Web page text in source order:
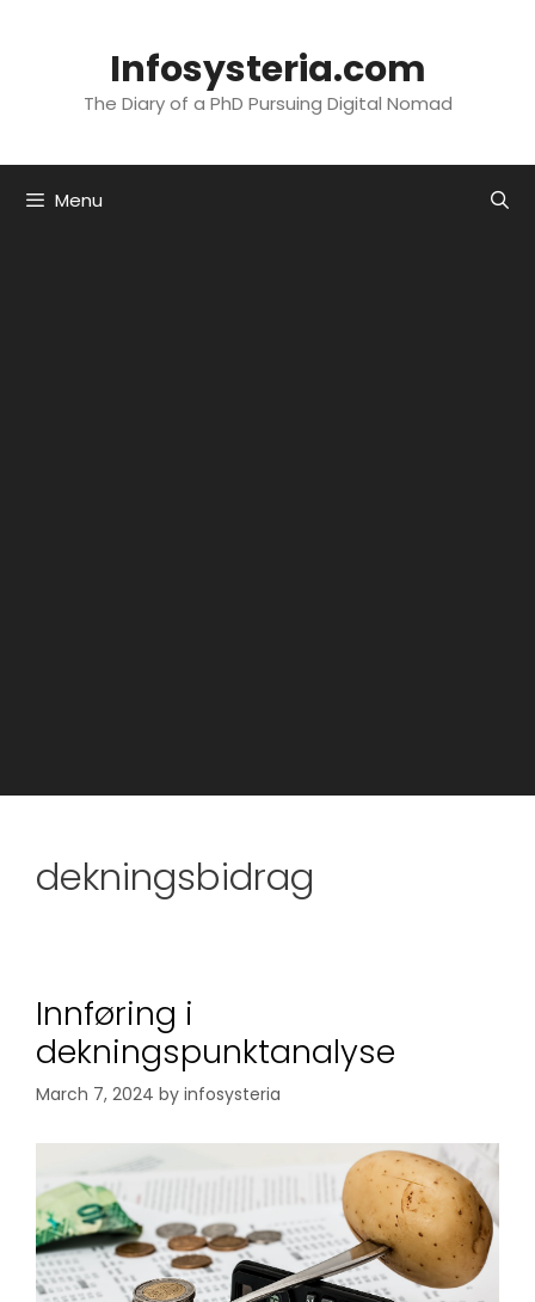
Infosysteria.com
The Diary of a PhD Pursuing Digital Nomad
Menu
dekningsbidrag
Innføring i
dekningspunktanalyse
March 7, 2024 by infosysteria